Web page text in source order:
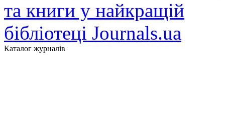
Каталог журналів